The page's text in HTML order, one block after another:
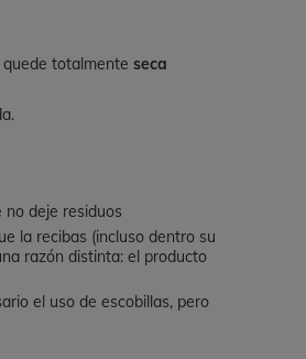
totalmente seca
no deje residuos
la recibas (incluso dentro su
razón distinta: el producto
el uso de escobillas, pero